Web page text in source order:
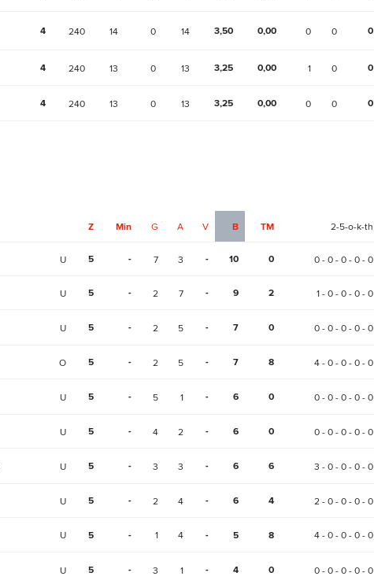
4 240 14 0 14 3,50 0,00 0 0 0
4 240 13 0 13 3,25 0,00 1 0 0
4 240 13 0 13 3,25 0,00 0 0 0
Z Min G A V B TM 2-5-o-k-th
U 5 - 7 3 - 10 0 0 - 0 - 0 - 0 - 0
U 5 - 2 7 - 9 2 1 - 0 - 0 - 0 - 0
U 5 - 2 5 - 7 0 0 - 0 - 0 - 0 - 0
O 5 - 2 5 - 7 8 4 - 0 - 0 - 0 - 0
U 5 - 5 1 - 6 0 0 - 0 - 0 - 0 - 0
U 5 - 4 2 - 6 0 0 - 0 - 0 - 0 - 0
U 5 - 3 3 - 6 6 3 - 0 - 0 - 0 - 0
U 5 - 2 4 - 6 4 2 - 0 - 0 - 0 - 0
U 5 - 1 4 - 5 8 4 - 0 - 0 - 0 - 0
U 5 - 3 1 - 4 0 0 - 0 - 0 - 0 - 0